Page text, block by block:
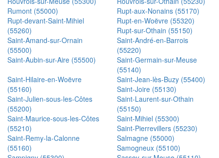
Rumont (55000)
Rupt-aux-Nonains (55170)
Rupt-devant-Saint-Mihiel
(55260)
Rupt-en-Woëvre (55320)
Rupt-sur-Othain (55150)
Saint-Amand-sur-Ornain
(55500)
Saint-André-en-Barrois
(55220)
Saint-Aubin-sur-Aire (55500)
Saint-Germain-sur-Meuse
(55140)
Saint-Hilaire-en-Woëvre
(55160)
Saint-Jean-lès-Buzy (55400)
Saint-Joire (55130)
Saint-Julien-sous-les-Côtes
(55200)
Saint-Laurent-sur-Othain
(55150)
Saint-Maurice-sous-les-Côtes
(55210)
Saint-Mihiel (55300)
Saint-Pierrevillers (55230)
Saint-Remy-la-Calonne
(55160)
Salmagne (55000)
Samogneux (55100)